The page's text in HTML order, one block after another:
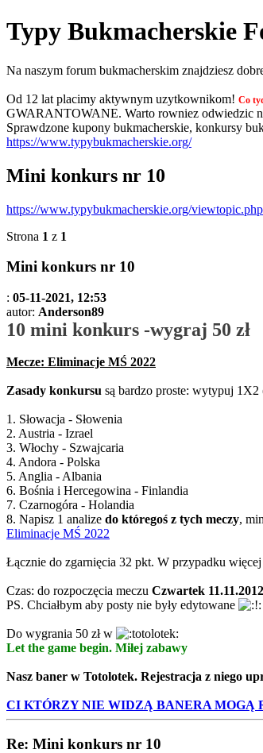
Typy Bukmacherskie
Na naszym forum bukmacherskim znajdziesz
Od 12 lat placimy aktywnym uzytkownikom! Co
GWARANTOWANE. Warto rowniez odwiedzic
Sprawdzone kupony bukmacherskie, konkursy
https://www.typybukmacherskie.org/
Mini konkurs nr 10
https://www.typybukmacherskie.org/
Strona 1 z 1
Mini konkurs nr 10
: 05-11-2021, 12:53
autor: Anderson89
10 mini konkurs -wygraj 50 zł
Mecze: Eliminacje MŚ 2022
Zasady konkursu są bardzo proste: wytypuj 1X2
1. Słowacja - Słowenia
2. Austria - Izrael
3. Włochy - Szwajcaria
4. Andora - Polska
5. Anglia - Albania
6. Bośnia i Hercegowina - Finlandia
7. Czarnogóra - Holandia
8. Napisz 1 analize do któregoś z tych meczy,
Eliminacje MŚ 2022
Łącznie do zgarnięcia 32 pkt. W przypadku
Czas: do rozpoczęcia meczu Czwartek
PS. Chciałbym aby posty nie były edytowane
Do wygrania 50 zł w
Let the game begin. Miłej zabawy
Nasz baner w Totolotek. Rejestracja z niego
CI KTÓRZY NIE WIDZĄ BANERA MOGĄ
Re: Mini konkurs nr 10